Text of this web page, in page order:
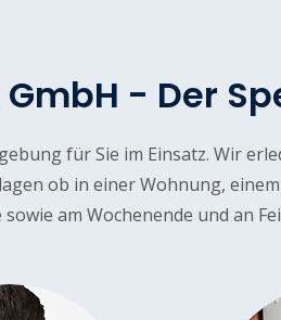
- Der
für Sie im Einsatz. Wir
ob in einer Wohnung,
am Wochenende und an